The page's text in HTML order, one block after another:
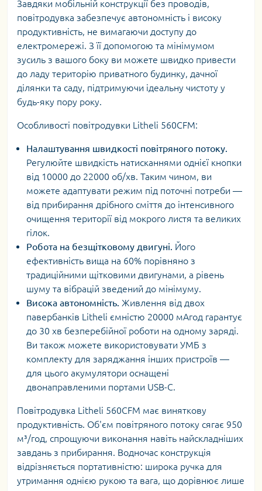
Завдяки мобільній конструкції без проводів,
повітродувка забезпечує автономність і високу
продуктивність, не вимагаючи доступу до
електромережі. З її допомогою та мінімумом
зусиль з вашого боку ви можете швидко привести
до ладу територію приватного будинку, дачної
ділянки та саду, підтримуючи ідеальну чистоту у
будь-яку пору року.
Особливості повітродувки Litheli 560CFM:
Налаштування швидкості повітряного потоку.
Регулюйте швидкість натисканнями однієї кнопки
від 10000 до 22000 об/хв. Таким чином, ви
можете адаптувати режим під поточні потреби —
від прибирання дрібного сміття до інтенсивного
очищення території від мокрого листя та великих
гілок.
Робота на безщітковому двигуні. Його
ефективність вища на 60% порівняно з
традиційними щітковими двигунами, а рівень
шуму та вібрацій зведений до мінімуму.
Висока автономність. Живлення від двох
павербанків Litheli ємністю 20000 мАгод гарантує
до 30 хв безперебійної роботи на одному заряді.
Ви також можете використовувати УМБ з
комплекту для заряджання інших пристроїв —
для цього акумулятори оснащені
двонаправленими портами USB-C.
Повітродувка Litheli 560CFM має виняткову
продуктивність. Об'єм повітряного потоку сягає 950
м³/год, спрощуючи виконання навіть найскладніших
завдань з прибирання. Водночас конструкція
відрізняється портативністю: широка ручка для
утримання однією рукою та вага, що дорівнює лише